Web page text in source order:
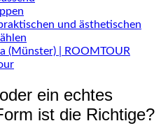
und ästhetischen
(Münster) | ROOMTOUR
ein echtes
ist die Richtige?